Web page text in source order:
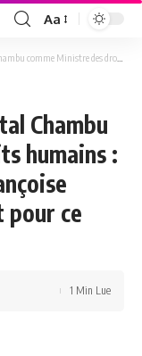
Font
Resizer
Aa
Mungazi Françoise remercie le chef de l’État pour ce choix judicieux.
Chambu
humains :
pour ce
1 Min Lue